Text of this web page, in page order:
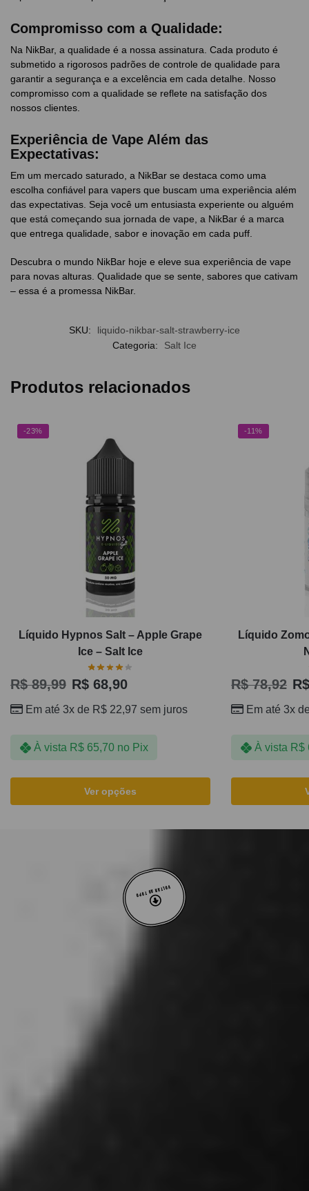
Compromisso com a Qualidade:
Na NikBar, a qualidade é a nossa assinatura. Cada produto é
submetido a rigorosos padrões de controle de qualidade para
garantir a segurança e a excelência em cada detalhe. Nosso
compromisso com a qualidade se reflete na satisfação dos
nossos clientes.
Experiência de Vape Além das
Expectativas:
Em um mercado saturado, a NikBar se destaca como uma
escolha confiável para vapers que buscam uma experiência além
das expectativas. Seja você um entusiasta experiente ou alguém
que está começando sua jornada de vape, a NikBar é a marca
que entrega qualidade, sabor e inovação em cada puff.
Descubra o mundo NikBar hoje e eleve sua experiência de vape
para novas alturas. Qualidade que se sente, sabores que cativam
– essa é a promessa NikBar.
SKU:
liquido-nikbar-salt-strawberry-ice
Categoria:
Salt Ice
Produtos relacionados
-23%
Líquido Hypnos Salt – Apple Grape
Ice – Salt Ice
R$89,99 R$ 68,90
Em até 3x de R$ 22,97 sem juros
À vista R$65,70 no Pix
Ver opções
-11%
Líquido
R$78,92 R$
Em até 3x
À vista R$
VOLTAR AO TOPO